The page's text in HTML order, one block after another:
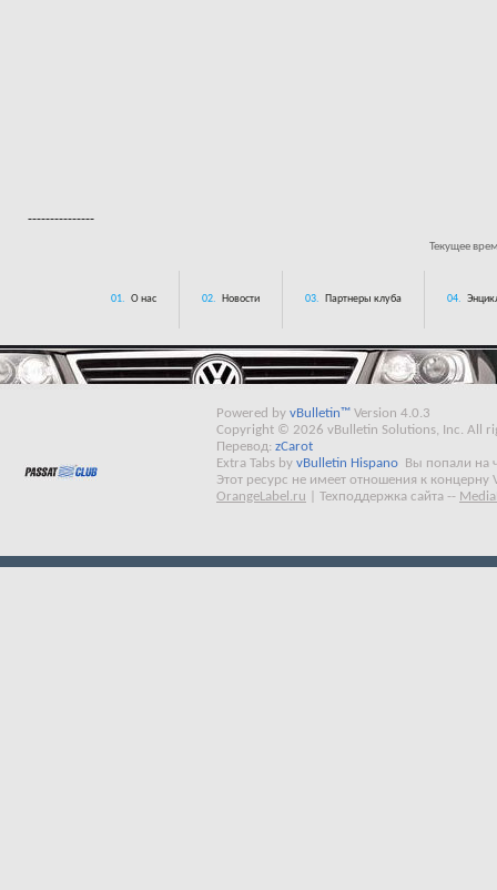
---------------
Текущее
01. О нас 02. Новости 03. Партнеры клуба 04.
Powered by vBulletin™ Version 4.0.3
Copyright © 2026 vBulletin Solutions, Inc. All
Перевод: zCarot
Extra Tabs by vBulletin Hispano
Вы попали на
Этот ресурс не имеет отношения к концерну
OrangeLabel.ru
Техподдержка сайта --